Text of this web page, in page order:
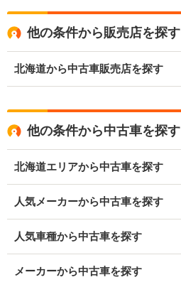
他の条件から販売店を探す
北海道から中古車販売店を探す
他の条件から中古車を探す
北海道エリアから中古車を探す
人気メーカーから中古車を探す
人気車種から中古車を探す
メーカーから中古車を探す